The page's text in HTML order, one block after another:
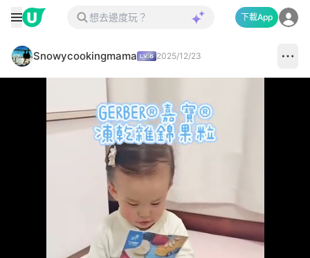
下載App
Snowycookingmama 2025/12/23